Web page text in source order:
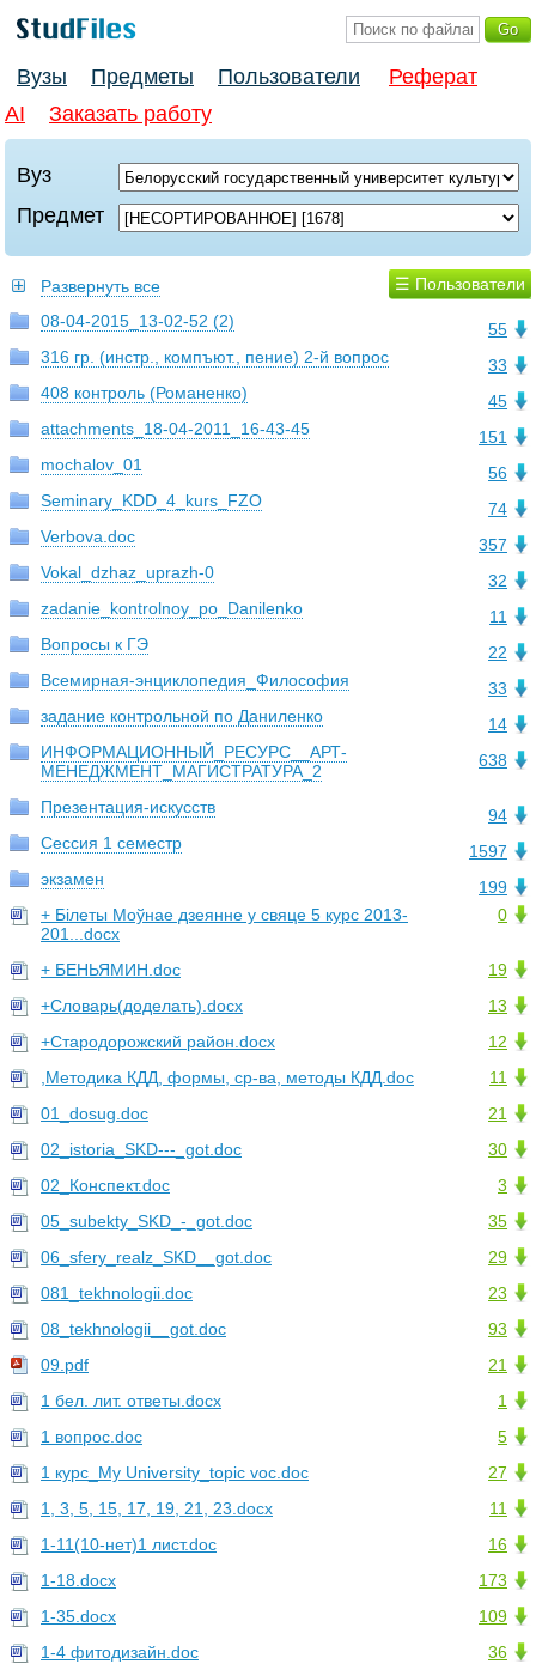
Вузы Предметы Пользователи
Реферат
AI
Заказать работу
Вуз
Предмет
☰ Пользователи
Развернуть все
55
08-04-2015_13-02-52 (2)
33
316 гр. (инстр., компъют., пение) 2-й вопрос
45
408 контроль (Романенко)
151
attachments_18-04-2011_16-43-45
56
mochalov_01
74
Seminary_KDD_4_kurs_FZO
357
Verbova.doc
32
Vokal_dzhaz_uprazh-0
11
zadanie_kontrolnoy_po_Danilenko
22
Вопросы к ГЭ
33
Всемирная-энциклопедия_Философия
14
задание контрольной по Даниленко
638
ИНФОРМАЦИОННЫЙ_РЕСУРС__АРТ-
МЕНЕДЖМЕНТ_МАГИСТРАТУРА_2
94
Презентация-искусств
1597
Сессия 1 семестр
199
экзамен
0
+ Білеты Моўнае дзеянне у свяце 5 курс 2013-
201...docx
19
+ БЕНЬЯМИН.doc
13
+Словарь(доделать).docx
12
+Стародорожский район.docx
11
,Методика КДД, формы, ср-ва, методы КДД.doc
21
01_dosug.doc
30
02_istoria_SKD---_got.doc
3
02_Конспект.doc
35
05_subekty_SKD_-_got.doc
29
06_sfery_realz_SKD__got.doc
23
081_tekhnologii.doc
93
08_tekhnologii__got.doc
21
09.pdf
1
1 бел. лит. ответы.docx
5
1 вопрос.doc
27
1 курс_My University_topic voc.doc
11
1, 3, 5, 15, 17, 19, 21, 23.docx
16
1-11(10-нет)1 лист.doc
173
1-18.docx
109
1-35.docx
36
1-4 фитодизайн.doc